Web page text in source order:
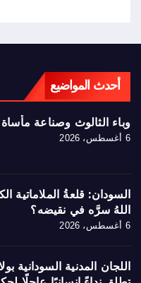
أحدث المواضيع
وباء الثالوث وصناعة
6 أغسطس، 2026
السودان: قلعةُ الملاماتية
اللهُ سرَّه في نقيضه؟
6 أغسطس، 2026
اللجان المدنية السودانية